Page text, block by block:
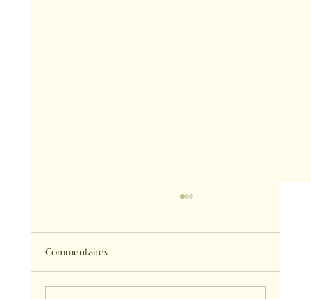
Commentaires